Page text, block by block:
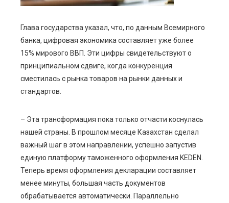
Глава государства указал, что, по данным Всемирного
банка, цифровая экономика составляет уже более
15% мирового ВВП. Эти цифры свидетельствуют о
принципиальном сдвиге, когда конкуренция
сместилась с рынка товаров на рынки данных и
стандартов.
– Эта трансформация пока только отчасти коснулась
нашей страны. В прошлом месяце Казахстан сделал
важный шаг в этом направлении, успешно запустив
единую платформу таможенного оформления KEDEN.
Теперь время оформления декларации составляет
менее минуты, большая часть документов
обрабатывается автоматически. Параллельно